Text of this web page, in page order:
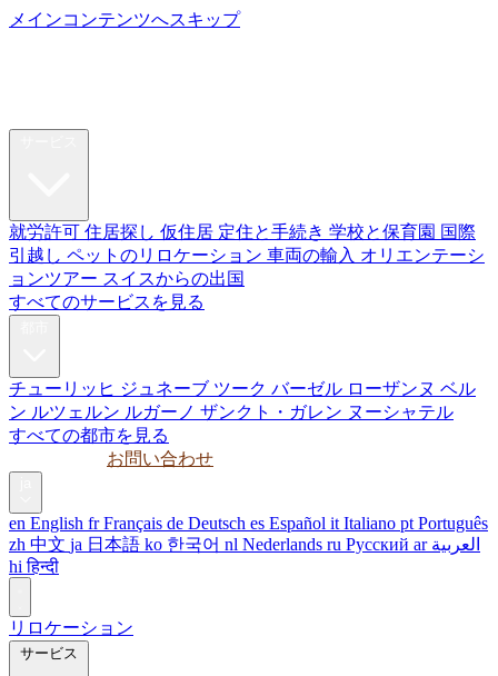
メインコンテンツへスキップ
就労許可 住居探し 仮住居 定住と手続き 学校と保育園 国際
引越し ペットのリロケーション 車両の輸入 オリエンテーシ
ョンツアー スイスからの出国
すべてのサービスを見る
チューリッヒ ジュネーブ ツーク バーゼル ローザンヌ ベル
ン ルツェルン ルガーノ ザンクト・ガレン ヌーシャテル
すべての都市を見る
お問い合わせ
en English fr Français de Deutsch es Español it Italiano pt Português
zh 中文 ja 日本語 ko 한국어 nl Nederlands ru Русский ar العربية
hi हिन्दी
リロケーション
サービス